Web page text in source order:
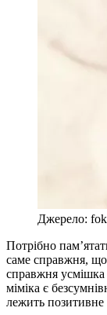
Джерело:
Потрібно
саме справжня, що
справжня усмішка
міміка є
лежить